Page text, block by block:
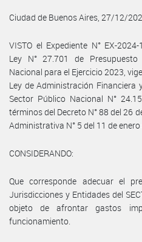
Ciudad de Buenos Aires, 27/12/
VISTO el Expediente N° EX-
Ley N° 27.701 de
Nacional para el Ejercicio 2023,
Ley de Administración Financiera
Sector Público Nacional N°
términos del Decreto N° 88 del 26
Administrativa N° 5 del 11 de
CONSIDERANDO:
Que corresponde adecuar el
Jurisdicciones y Entidades del
objeto de afrontar gastos
funcionamiento.